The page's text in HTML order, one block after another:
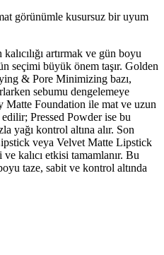
görünümle kusursuz bir uyum
artırmak ve gün boyu
seçimi büyük önem taşır. Golden
& Pore Minimizing bazı,
sebumu dengelemeye
Matte Foundation ile mat ve uzun
Pressed Powder ise bu
yağı kontrol altına alır. Son
veya Velvet Matte Lipstick
kalıcı etkisi tamamlanır. Bu
taze, sabit ve kontrol altında